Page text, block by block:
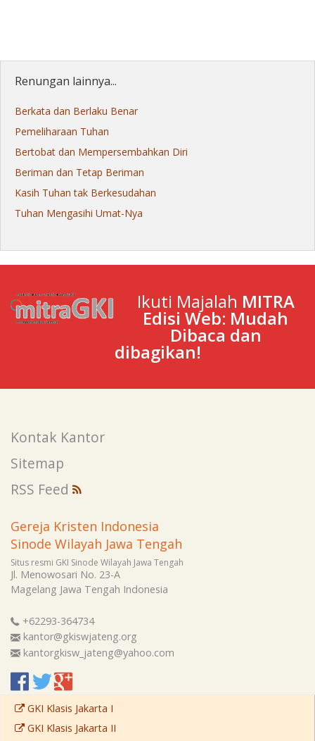
Renungan lainnya...
Berkata dan Berlaku Benar
Pemeliharaan Tuhan
Bertobat dan Mempersembahkan Diri
Beriman dan Tetap Beriman
Kasih Tuhan tak Berkesudahan
Tuhan Mengasihi Umat-Nya
Ikuti Majalah MITRA
Edisi Web: Mudah
Dibaca dan
dibagikan!
Kontak Kantor
Sitemap
RSS Feed
Gereja Kristen Indonesia
Sinode Wilayah Jawa Tengah
Situs resmi GKI Sinode Wilayah Jawa Tengah
Jl. Menowosari No. 23-A
Magelang Jawa Tengah Indonesia
+62293-364734
kantor@gkiswjateng.org
kantorgkisw_jateng@yahoo.com
GKI Klasis Jakarta I
GKI Klasis Jakarta II